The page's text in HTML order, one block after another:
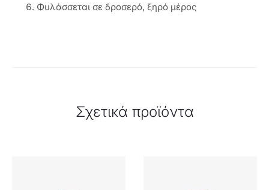
Φυλάσσεται σε δροσερό, ξηρό μέρος
Σχετικά προϊόντα